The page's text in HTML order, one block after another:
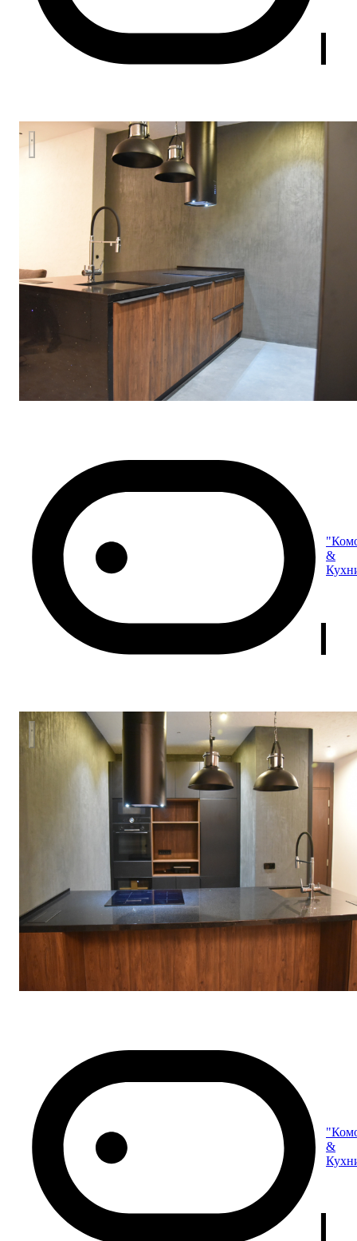
Кухня "MODERN" с островом.
&
Кухня "MODERN" с островом.
&